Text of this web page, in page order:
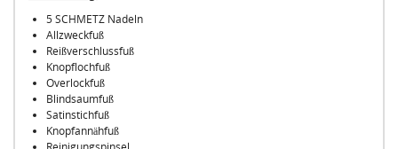
5 SCHMETZ Nadeln
Allzweckfuß
Reißverschlussfuß
Knopflochfuß
Overlockfuß
Blindsaumfuß
Satinstichfuß
Knopfannähfuß